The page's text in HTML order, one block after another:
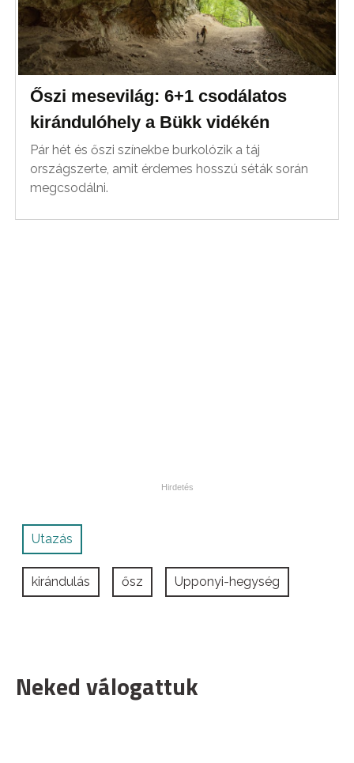
Őszi mesevilág: 6+1 csodálatos
kirándulóhely a Bükk vidékén
Pár hét és őszi színekbe burkolózik a táj
országszerte, amit érdemes hosszú séták során
megcsodálni.
Utazás
kirándulás ősz Upponyi-hegység
Neked válogattuk